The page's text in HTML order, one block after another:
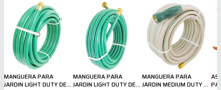
MANGUERA PARA
JARDIN LIGHT DUTY DE
MANGUERA PARA
JARDIN LIGHT DUTY DE
MANGUERA PARA
JARDIN MEDIUM DUTY DE